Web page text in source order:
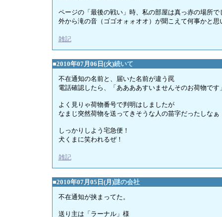
ページの「最後の戦い」時、私の部屋は真っ赤の場所で
外から滝の音（ゴゴオォォオオ）が聞こえて何事かと思
雑記
■2010年07月06日(火)続いて
不在通知の名前と、届いた名前が違う罠
電話確認したら、「ああああすいませんそのお荷物です
よく見りゃ荷物番号で判明はしましたが
なまじ突然荷物を送ってきそうな人の苗字だったしなぁ
しっかりしよう宅急便！
犬くまに笑われるぜ！
雑記
■2010年07月05日(月)謎の会社
不在通知が挟まってた。
送り主は「ラーナル」様